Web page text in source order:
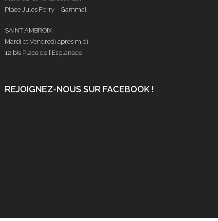
Place Jules Ferry – Gammal
SAINT AMBROIX
Mardi et Vendredi après midi
12 bis Place de l’Esplanade
REJOIGNEZ-NOUS SUR FACEBOOK !